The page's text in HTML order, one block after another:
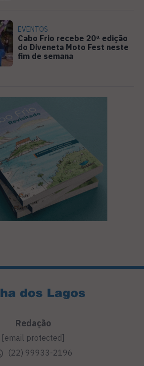
EVENTOS
Cabo Frio recebe 20ª edição
do Diveneta Moto Fest neste
fim de semana
Redação
[email protected]
(22) 99933-2196